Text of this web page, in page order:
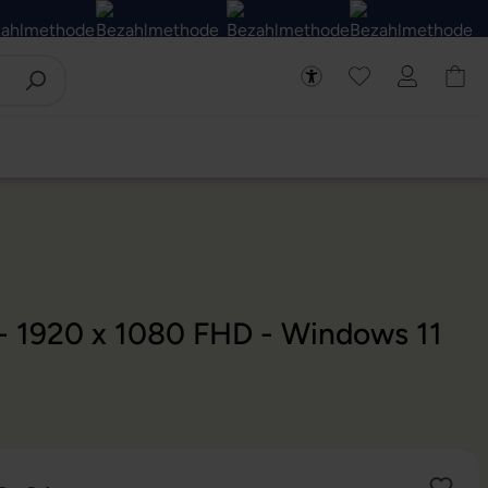
x 1080 FHD - Windows 11